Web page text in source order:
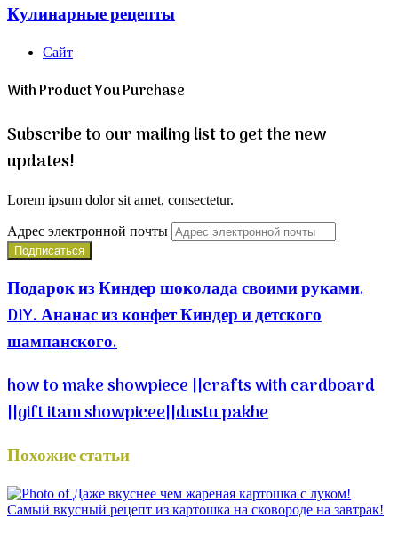
Кулинарные рецепты
Сайт
With Product You Purchase
Subscribe to our mailing list to get the new
updates!
Lorem ipsum dolor sit amet, consectetur.
Адрес электронной почты
Подарок из Киндер шоколада своими руками.
DIY. Ананас из конфет Киндер и детского
шампанского.
how to make showpiece ||crafts with cardboard
||gift itam showpicee||dustu pakhe
Похожие статьи